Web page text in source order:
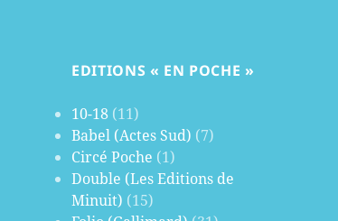
EDITIONS « EN POCHE »
10-18 (11)
Babel (Actes Sud) (7)
Circé Poche (1)
Double (Les Editions de
Minuit) (15)